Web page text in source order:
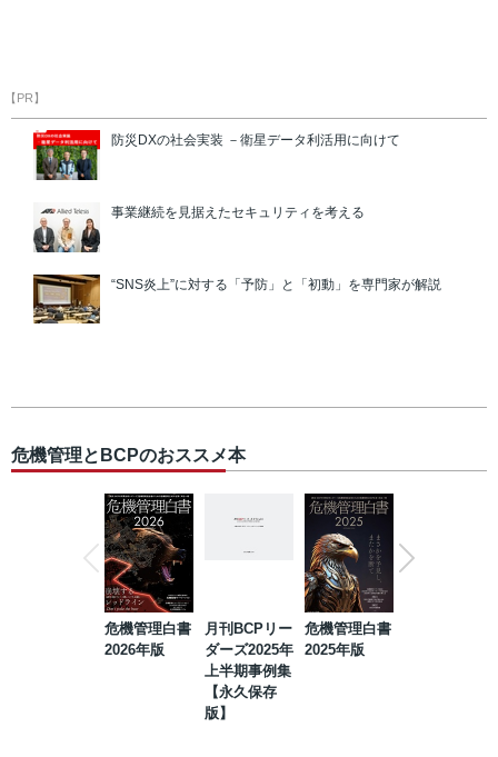
【PR】
防災DXの社会実装 －衛星データ利活用に向けて
事業継続を見据えたセキュリティを考える
“SNS炎上”に対する「予防」と「初動」を専門家が解説
危機管理とBCPのおススメ本
危機管理白書
2026年版
月刊BCPリー
ダーズ2025年
上半期事例集
【永久保存
版】
危機管理白書
2025年版